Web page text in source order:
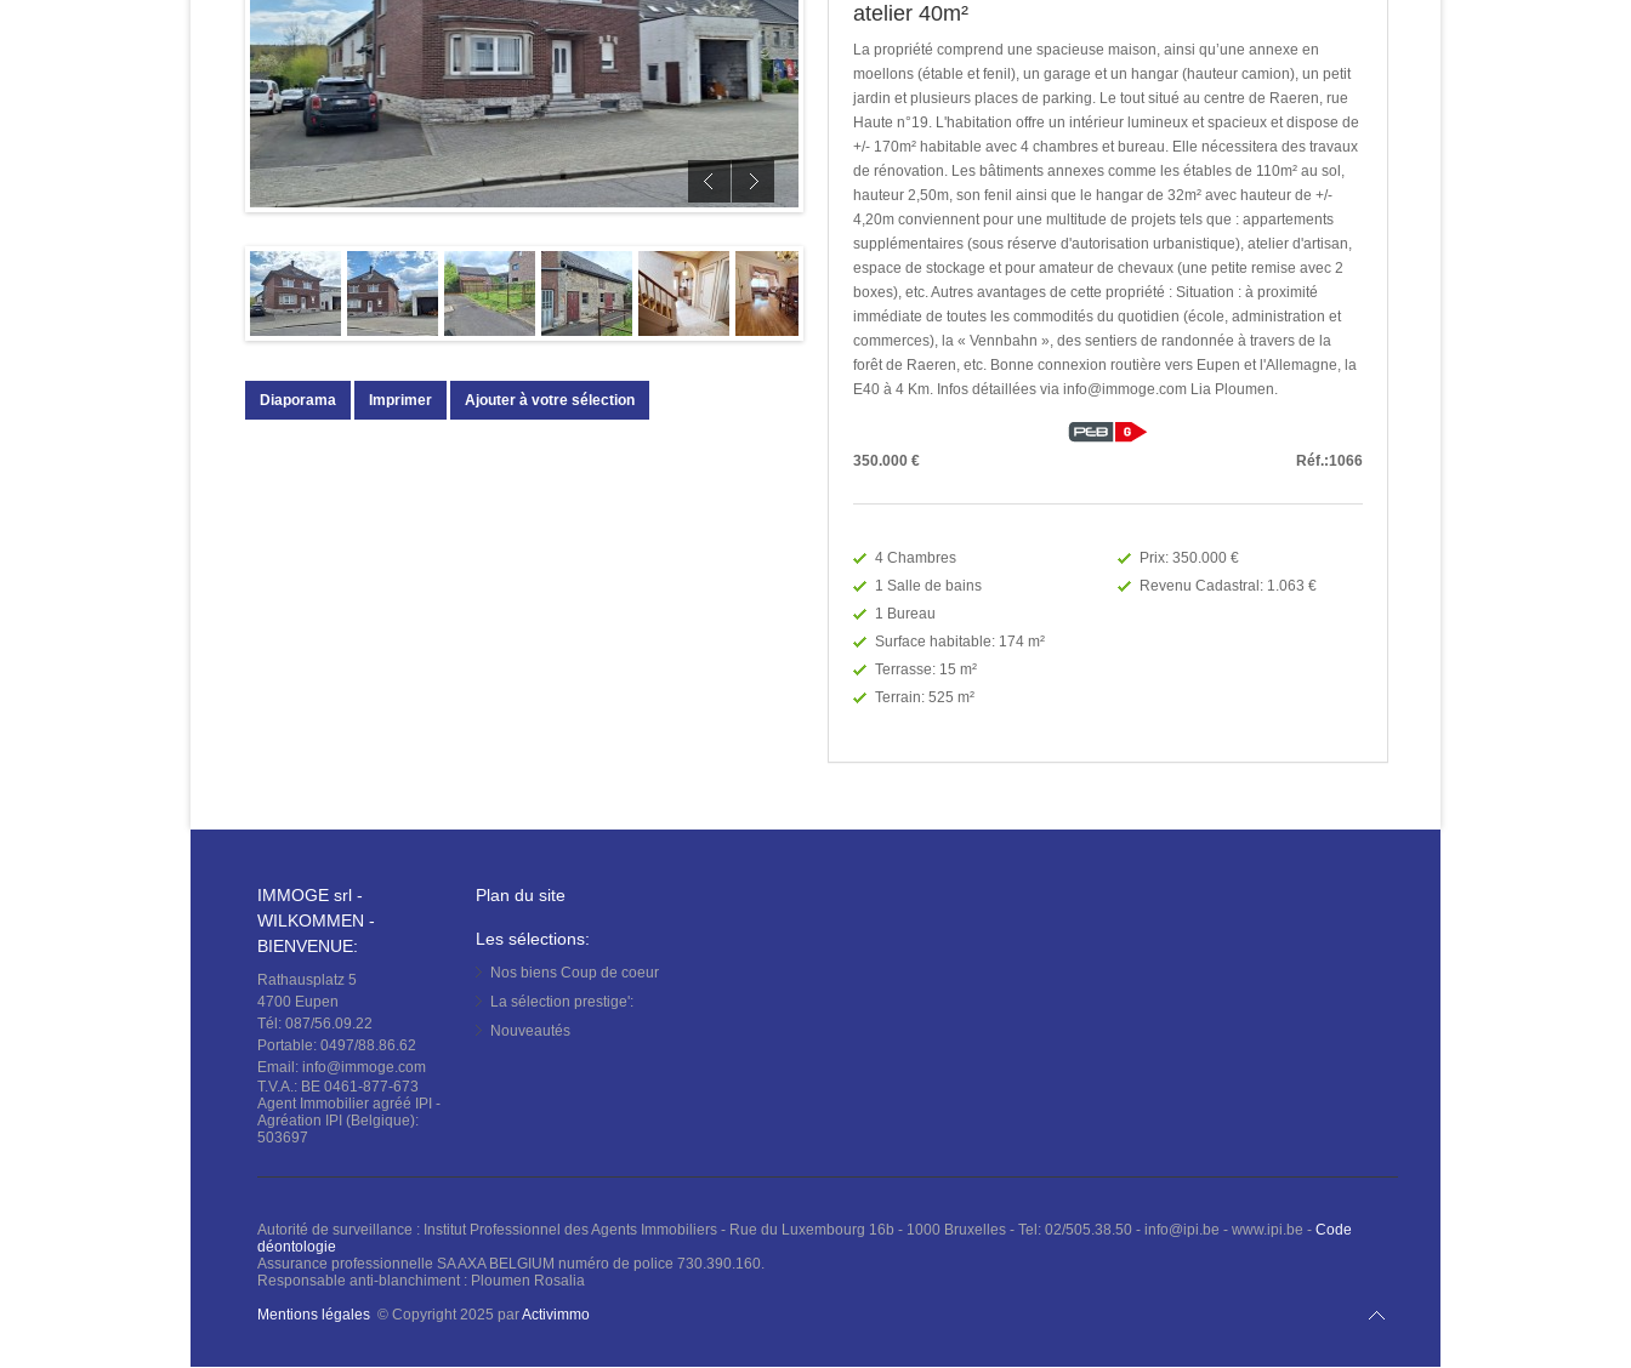
Diaporama Imprimer Ajouter à votre sélection
atelier 40m²
La propriété comprend une spacieuse maison, ainsi qu’une annexe en
moellons (étable et fenil), un garage et un hangar (hauteur camion), un petit
jardin et plusieurs places de parking. Le tout situé au centre de Raeren, rue
Haute n°19. L'habitation offre un intérieur lumineux et spacieux et dispose de
+/- 170m² habitable avec 4 chambres et bureau. Elle nécessitera des travaux
de rénovation. Les bâtiments annexes comme les étables de 110m² au sol,
hauteur 2,50m, son fenil ainsi que le hangar de 32m² avec hauteur de +/-
4,20m conviennent pour une multitude de projets tels que : appartements
supplémentaires (sous réserve d'autorisation urbanistique), atelier d'artisan,
espace de stockage et pour amateur de chevaux (une petite remise avec 2
boxes), etc. Autres avantages de cette propriété : Situation : à proximité
immédiate de toutes les commodités du quotidien (école, administration et
commerces), la « Vennbahn », des sentiers de randonnée à travers de la
forêt de Raeren, etc. Bonne connexion routière vers Eupen et l'Allemagne, la
E40 à 4 Km. Infos détaillées via info@immoge.com Lia Ploumen.
350.000 € Réf.:1066
4 Chambres
1 Salle de bains
1 Bureau
Surface habitable: 174 m²
Terrasse: 15 m²
Terrain: 525 m²
Prix: 350.000 €
Revenu Cadastral: 1.063 €
IMMOGE srl -
WILKOMMEN -
BIENVENUE:
Rathausplatz 5
4700 Eupen
Tél: 087/56.09.22
Portable: 0497/88.86.62
Email: info@immoge.com
T.V.A.: BE 0461-877-673
Agent Immobilier agréé IPI -
Agréation IPI (Belgique):
503697
Plan du site
Les sélections:
Nos biens Coup de coeur
La sélection prestige':
Nouveautés
Autorité de surveillance : Institut Professionnel des Agents Immobiliers - Rue du Luxembourg 16b - 1000 Bruxelles - Tel: 02/505.38.50 - info@ipi.be - www.ipi.be - Code
déontologie
Assurance professionnelle SA AXA BELGIUM numéro de police 730.390.160.
Responsable anti-blanchiment : Ploumen Rosalia
Mentions légales © Copyright 2025 parActivimmo